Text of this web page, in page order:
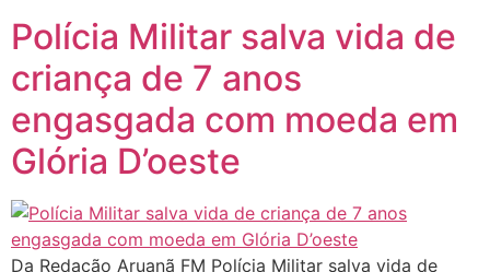
Polícia Militar salva vida de
criança de 7 anos
engasgada com moeda em
Glória D’oeste
Da Redação Aruanã FM Polícia Militar salva vida de